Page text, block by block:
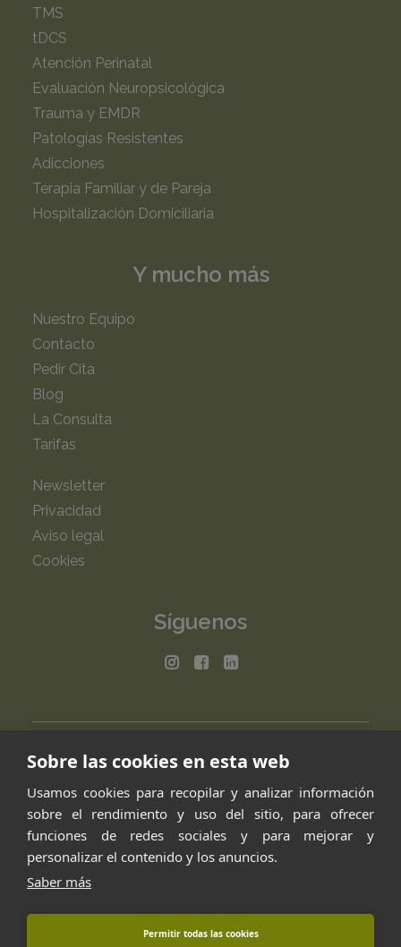
TMS
tDCS
Atención Perinatal
Evaluación Neuropsicológica
Trauma y EMDR
Patologías Resistentes
Adicciones
Terapia Familiar y de Pareja
Hospitalización Domiciliaria
Y mucho más
Nuestro Equipo
Contacto
Pedir Cita
Blog
La Consulta
Tarifas
Newsletter
Privacidad
Aviso legal
Cookies
Síguenos
Sobre las cookies en esta web
Usamos cookies para recopilar y analizar información
sobre el rendimiento y uso del sitio, para ofrecer
funciones de redes sociales y para mejorar y
personalizar el contenido y los anuncios.
Saber más
Permitir todas las cookies